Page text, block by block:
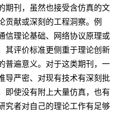
期刊，虽然也接受含仿真的文
贡献或深刻的工程洞察。例
信理论基础、网络协议原理或
其评价标准更侧重于理论创新
普遍意义。对于这类期刊，一
导严密、对现有技术有深刻批
即使没有附上大量仿真，也有
究者对自己的理论工作有足够